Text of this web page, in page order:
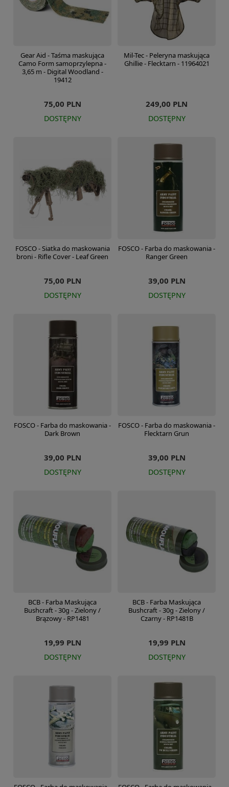
Gear Aid - Taśma maskująca
Camo Form samoprzylepna -
3,65 m - Digital Woodland -
19412
75,00 PLN
DOSTĘPNY
Mil-Tec - Peleryna maskująca
Ghillie - Flecktarn - 11964021
249,00 PLN
DOSTĘPNY
FOSCO - Siatka do maskowania
broni - Rifle Cover - Leaf Green
75,00 PLN
DOSTĘPNY
FOSCO - Farba do maskowania -
Ranger Green
39,00 PLN
DOSTĘPNY
FOSCO - Farba do maskowania -
Dark Brown
39,00 PLN
DOSTĘPNY
FOSCO - Farba do maskowania -
Flecktarn Grun
39,00 PLN
DOSTĘPNY
BCB - Farba Maskująca
Bushcraft - 30g - Zielony /
Brązowy - RP1481
19,99 PLN
DOSTĘPNY
BCB - Farba Maskująca
Bushcraft - 30g - Zielony /
Czarny - RP1481B
19,99 PLN
DOSTĘPNY